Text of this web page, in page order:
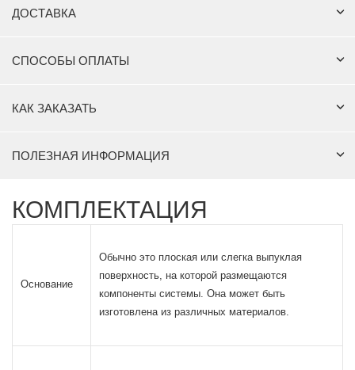
ДОСТАВКА
СПОСОБЫ ОПЛАТЫ
КАК ЗАКАЗАТЬ
ПОЛЕЗНАЯ ИНФОРМАЦИЯ
КОМПЛЕКТАЦИЯ
Основание
Обычно это плоская или слегка выпуклая
поверхность, на которой размещаются
компоненты системы. Она может быть
изготовлена из различных материалов.